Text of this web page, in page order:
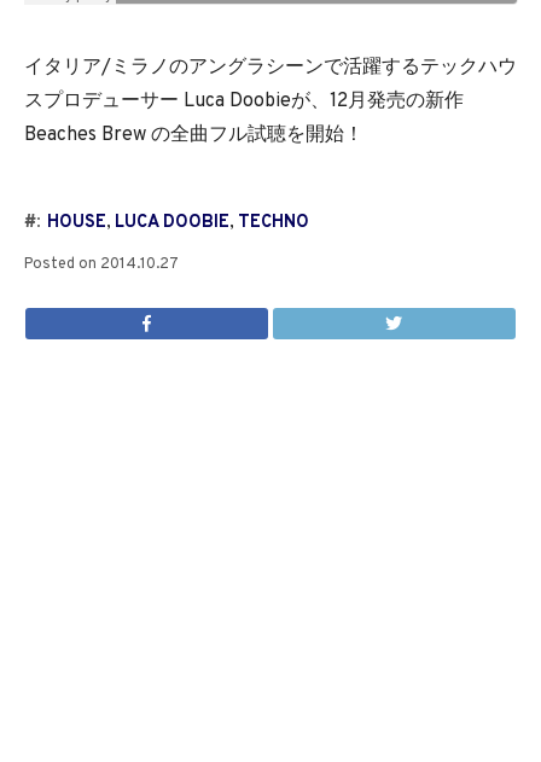
イタリア/ミラノのアングラシーンで活躍するテックハウ
スプロデューサー Luca Doobieが、12月発売の新作
Beaches Brew の全曲フル試聴を開始！
#: HOUSE, LUCA DOOBIE, TECHNO
Posted on 2014.10.27